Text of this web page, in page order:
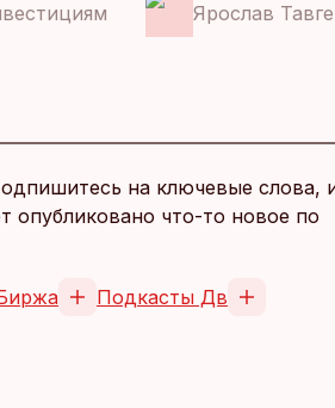
Ярослав
на ключевые слова,
опубликовано что-то новое по
Подкасты Дв